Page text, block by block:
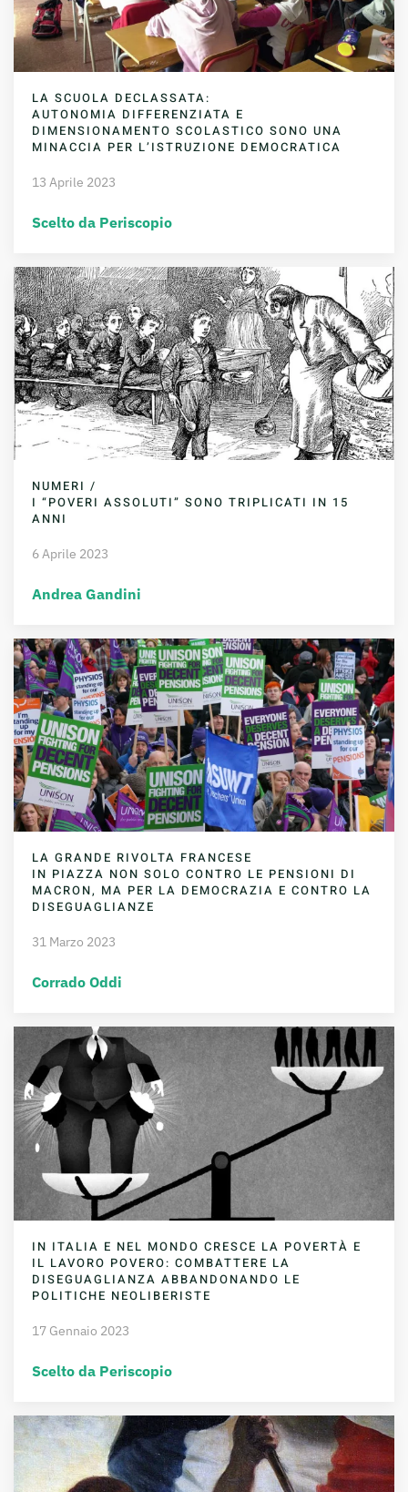
LA SCUOLA DECLASSATA:
AUTONOMIA DIFFERENZIATA E
DIMENSIONAMENTO SCOLASTICO SONO UNA
MINACCIA PER L’ISTRUZIONE DEMOCRATICA
13 Aprile 2023
Scelto da Periscopio
NUMERI /
I “POVERI ASSOLUTI” SONO TRIPLICATI IN 15
ANNI
6 Aprile 2023
Andrea Gandini
LA GRANDE RIVOLTA FRANCESE
IN PIAZZA NON SOLO CONTRO LE PENSIONI DI
MACRON, MA PER LA DEMOCRAZIA E CONTRO LA
DISEGUAGLIANZE
31 Marzo 2023
Corrado Oddi
IN ITALIA E NEL MONDO CRESCE LA POVERTÀ E
IL LAVORO POVERO: COMBATTERE LA
DISEGUAGLIANZA ABBANDONANDO LE
POLITICHE NEOLIBERISTE
17 Gennaio 2023
Scelto da Periscopio